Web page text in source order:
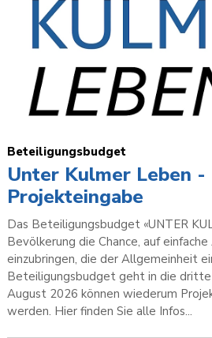
Beteiligungsbudget
Unter Kulmer Leben -
Projekteingabe
Das Beteiligungsbudget «UNTER
Bevölkerung die Chance, auf
einzubringen, die der Allgemeinheit
Beteiligungsbudget geht in die dritte
August 2026 können wiederum
werden. Hier finden Sie alle Infos...